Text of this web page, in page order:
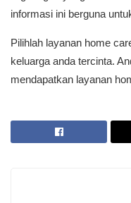
informasi ini berguna
Pilihlah layanan home
keluarga anda tercinta.
mendapatkan layanan